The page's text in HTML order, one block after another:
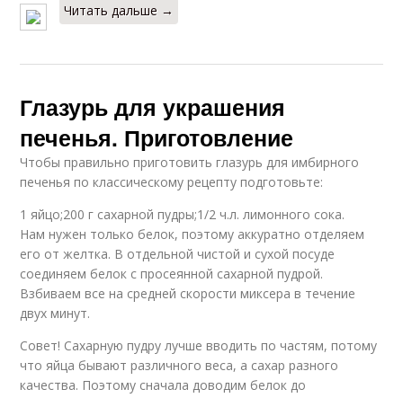
Читать дальше →
Глазурь для украшения
печенья. Приготовление
Чтобы правильно приготовить глазурь для имбирного
печенья по классическому рецепту подготовьте:
1 яйцо;200 г сахарной пудры;1/2 ч.л. лимонного сока.
Нам нужен только белок, поэтому аккуратно отделяем
его от желтка. В отдельной чистой и сухой посуде
соединяем белок с просеянной сахарной пудрой.
Взбиваем все на средней скорости миксера в течение
двух минут.
Совет! Сахарную пудру лучше вводить по частям, потому
что яйца бывают различного веса, а сахар разного
качества. Поэтому сначала доводим белок до